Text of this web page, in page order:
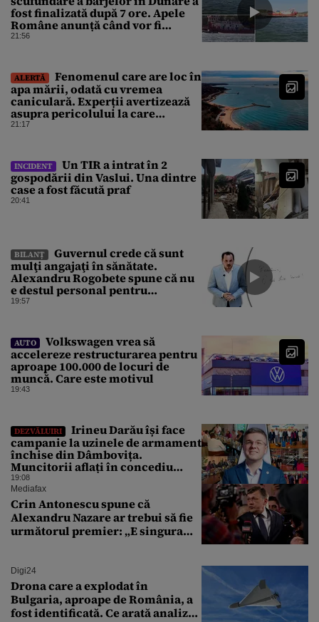
fost finalizată după 7 ore. Apele
Române anunță când vor fi
simțite efectele
21:56
ALERTĂ
Fenomenul care are loc în
apa mării, odată cu vremea
caniculară. Experții avertizează
asupra pericolului la care
oamenii pot fi expuși
21:17
INCIDENT
Un TIR a intrat în 2
gospodării din Vaslui. Una dintre
case a fost făcută praf
20:41
BILANȚ
Guvernul crede că sunt
mulţi angajaţi în sănătate.
Alexandru Rogobete spune că nu
e destul personal pentru
combaterea infecţiilor
19:57
AUTO
Volkswagen vrea să
accelereze restructurarea pentru
aproape 100.000 de locuri de
muncă. Care este motivul
19:43
DEZVĂLUIRI
Irineu Darău își face
campanie la uzinele de armament
închise din Dâmbovița.
Muncitorii aflați în concediu
forțat din cauza lipsei comenzilor
au fost chemați de acasă pentru a
da mâna cu Ministrul Economiei
19:08
Mediafax
Crin Antonescu spune că
Alexandru Nazare ar trebui să fie
următorul premier: „E singura
Digi24
Drona care a explodat în
Bulgaria, aproape de România, a
fost identificată. Ce arată analiza